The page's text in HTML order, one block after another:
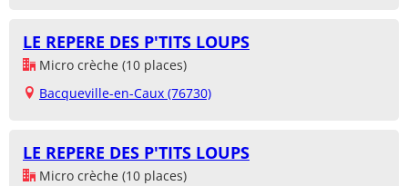
LE REPERE DES P'TITS LOUPS
Micro crèche (10 places)
Bacqueville-en-Caux (76730)
LE REPERE DES P'TITS LOUPS
Micro crèche (10 places)